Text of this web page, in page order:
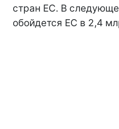
стран ЕС. В
обойдется ЕС в 2,4